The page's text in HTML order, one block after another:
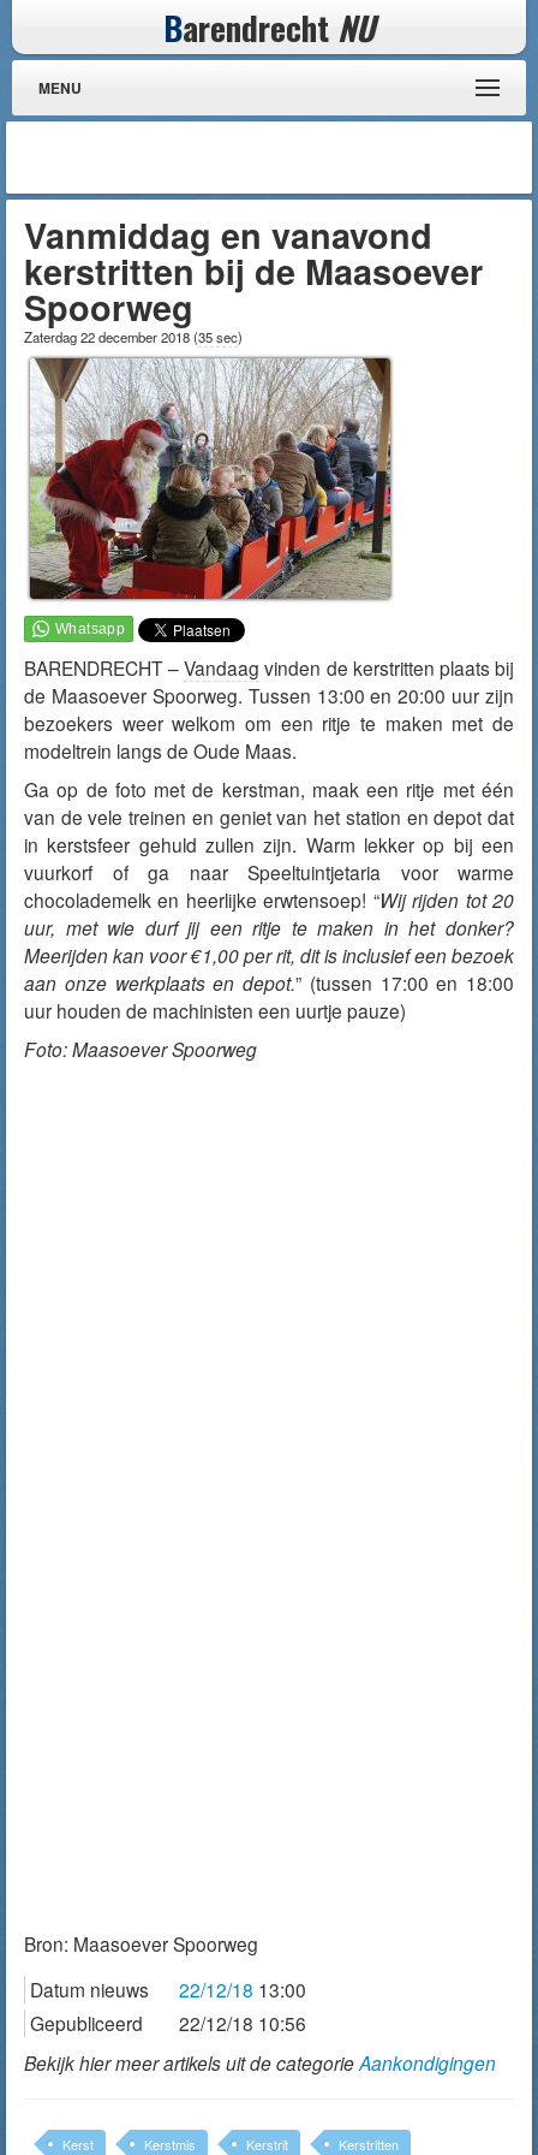
Barendrecht NU
MENU
Vanmiddag en vanavond
kerstritten bij de Maasoever
Spoorweg
Zaterdag 22 december 2018(35 sec)
BARENDRECHT –Vandaag vinden de kerstritten plaats bij
de Maasoever Spoorweg. Tussen 13:00 en 20:00 uur zijn
bezoekers weer welkom om een ritje te maken met de
modeltrein langs de Oude Maas.
Ga op de foto met de kerstman, maak een ritje met één
van de vele treinen en geniet van het station en depot dat
in kerstsfeer gehuld zullen zijn. Warm lekker op bij een
vuurkorf of ga naar Speeltuintjetaria voor warme
chocolademelk en heerlijke erwtensoep! “Wij rijden tot 20
uur, met wie durf jij een ritje te maken in het donker?
Meerijden kan voor €1,00 per rit, dit is inclusief een bezoek
aan onze werkplaats en depot.” (tussen 17:00 en 18:00
uur houden de machinisten een uurtje pauze)
Foto: Maasoever Spoorweg
Bron: Maasoever Spoorweg
Datum nieuws
22/12/18 13:00
Gepubliceerd
22/12/18 10:56
Bekijk hier meer artikels uit de categorieAankondigingen
Kerst Kerstmis Kerstrit Kerstritten